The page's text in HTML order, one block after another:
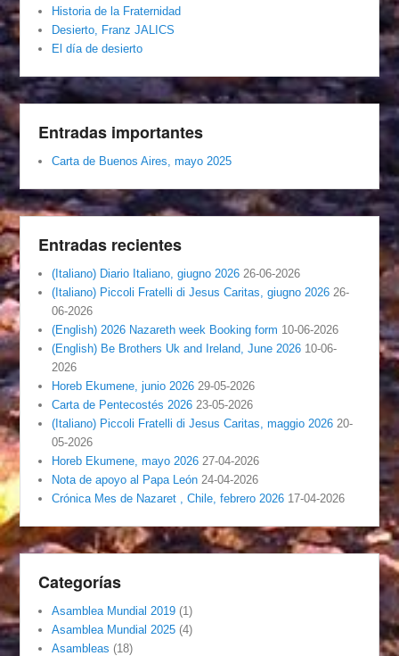
Historia de la Fraternidad
Desierto, Franz JALICS
El día de desierto
Entradas importantes
Carta de Buenos Aires, mayo 2025
Entradas recientes
(Italiano) Diario Italiano, giugno 2026 26-06-2026
(Italiano) Piccoli Fratelli di Jesus Caritas, giugno 2026 26-
06-2026
(English) 2026 Nazareth week Booking form 10-06-2026
(English) Be Brothers Uk and Ireland, June 2026 10-06-
2026
Horeb Ekumene, junio 2026 29-05-2026
Carta de Pentecostés 2026 23-05-2026
(Italiano) Piccoli Fratelli di Jesus Caritas, maggio 2026 20-
05-2026
Horeb Ekumene, mayo 2026 27-04-2026
Nota de apoyo al Papa León 24-04-2026
Crónica Mes de Nazaret , Chile, febrero 2026 17-04-2026
Categorías
Asamblea Mundial 2019 (1)
Asamblea Mundial 2025 (4)
Asambleas (18)